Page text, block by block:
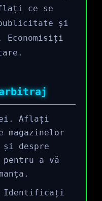
ce se
publicitate și
Economisiți
arbitraj
Aflați
și despre
a vă
Identificați